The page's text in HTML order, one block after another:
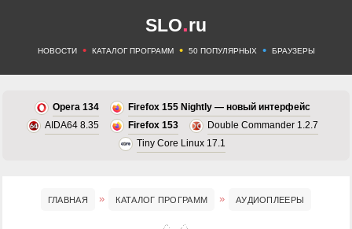
SLO.ru
НОВОСТИ • КАТАЛОГ ПРОГРАММ • 50 ПОПУЛЯРНЫХ • БРАУЗЕРЫ
Opera 134
Firefox 155 Nightly — новый интерфейс
AIDA64 8.35
Firefox 153
Double Commander 1.2.7
Tiny Core Linux 17.1
ГЛАВНАЯ КАТАЛОГ ПРОГРАММ АУДИОПЛЕЕРЫ